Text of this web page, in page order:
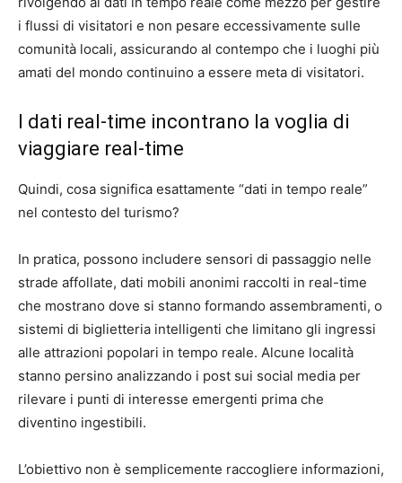
i flussi di visitatori e non pesare eccessivamente sulle
comunità locali, assicurando al contempo che i luoghi più
amati del mondo continuino a essere meta di visitatori.
I dati real-time incontrano la voglia di
viaggiare real-time
Quindi, cosa significa esattamente “dati in tempo reale”
nel contesto del turismo?
In pratica, possono includere sensori di passaggio nelle
strade affollate, dati mobili anonimi raccolti in real-time
che mostrano dove si stanno formando assembramenti, o
sistemi di biglietteria intelligenti che limitano gli ingressi
alle attrazioni popolari in tempo reale. Alcune località
stanno persino analizzando i post sui social media per
rilevare i punti di interesse emergenti prima che
diventino ingestibili.
L’obiettivo non è semplicemente raccogliere informazioni,